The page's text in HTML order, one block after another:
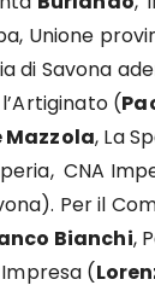
Unione
di Savona
(
Mazzola, La
CNA
Per il
Bianchi,
Impresa (